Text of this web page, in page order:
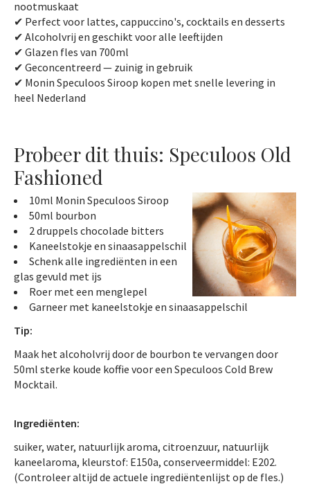
nootmuskaat
✔ Perfect voor lattes, cappuccino's, cocktails en desserts
✔ Alcoholvrij en geschikt voor alle leeftijden
✔ Glazen fles van 700ml
✔ Geconcentreerd — zuinig in gebruik
✔ Monin Speculoos Siroop kopen met snelle levering in
heel Nederland
Probeer dit thuis: Speculoos Old
Fashioned
10ml Monin Speculoos Siroop
50ml bourbon
2 druppels chocolade bitters
Kaneelstokje en sinaasappelschil
Schenk alle ingrediënten in een
glas gevuld met ijs
Roer met een menglepel
Garneer met kaneelstokje en sinaasappelschil
Tip:
Maak het alcoholvrij door de bourbon te vervangen door
50ml sterke koude koffie voor een Speculoos Cold Brew
Mocktail.
Ingrediënten:
suiker, water, natuurlijk aroma, citroenzuur, natuurlijk
kaneelaroma, kleurstof: E150a, conserveermiddel: E202.
(Controleer altijd de actuele ingrediëntenlijst op de fles.)